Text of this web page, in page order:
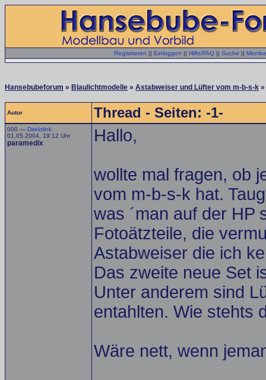
Registrieren || Einloggen || Hilfe/FAQ || Suche ||
Hansebubeforum » Blaulichtmodelle » Astabweiser und Lüfter vom m-b-s-k
Autor Thread - Seiten: -1-
000 — Direktlink
01.05.2004, 19:12 Uhr
paramedix Hallo,
wollte mal fragen, ob
vom m-b-s-k hat.
was ´man auf der HP
Fotoätzteile, die
Astabweiser die ich
Das zweite neue Set
Unter anderem sind
entahlten. Wie stehts
Wäre nett, wenn